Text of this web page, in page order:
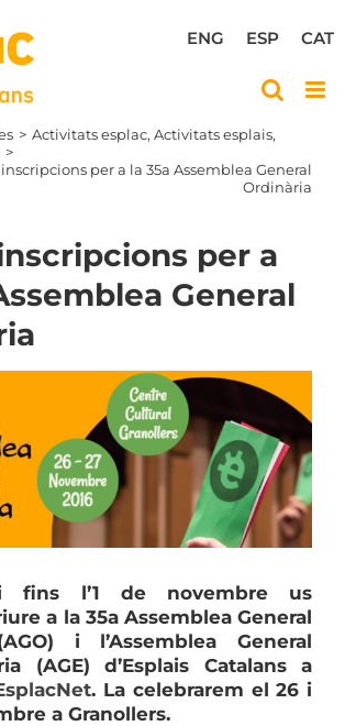
CAT
ESP
ENG
Activitats esplac Activitats esplais
per a la 35a Assemblea General
Ordinària
per a
General
fins l’1 de novembre us
a la 35a Assemblea General
i l’Assemblea General
(AGE) d’Esplais Catalans a
. La celebrarem el 26 i
a Granollers.